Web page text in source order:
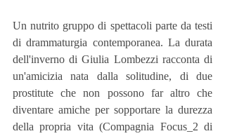
Un nutrito gruppo di spettacoli parte da testi
di drammaturgia contemporanea. La durata
dell'inverno di Giulia Lombezzi racconta di
un'amicizia nata dalla solitudine, di due
prostitute che non possono far altro che
diventare amiche per sopportare la durezza
della propria vita (Compagnia Focus_2 di